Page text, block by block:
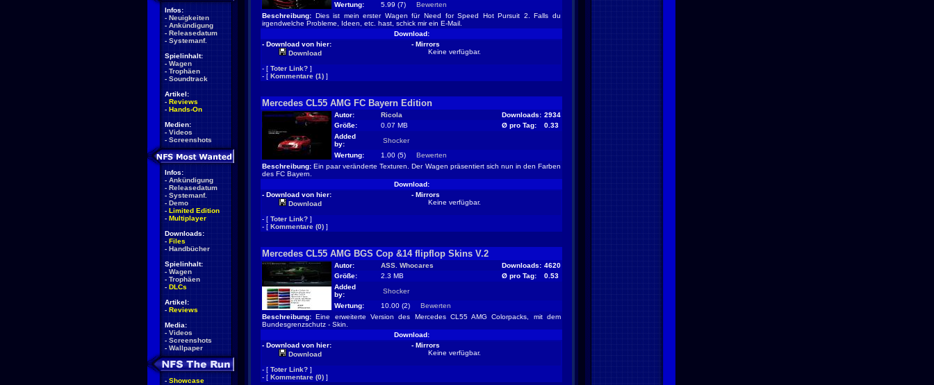
Infos:
- Neuigkeiten
- Ankündigung
- Releasedatum
- Systemanf.
Spielinhalt:
- Wagen
- Trophäen
- Soundtrack
Artikel:
- Reviews
- Hands-On
Medien:
- Videos
- Screenshots
Infos:
- Ankündigung
- Releasedatum
- Systemanf.
- Demo
- Limited Edition
- Multiplayer
Downloads:
- Files
- Handbücher
Spielinhalt:
- Wagen
- Trophäen
- DLCs
Artikel:
- Reviews
Media:
- Videos
- Screenshots
- Wallpaper
- Showcase
Wertung:
5.99 (7) Bewerten
Beschreibung: Dies ist mein erster Wagen für Need for Speed Hot Pursuit 2. Falls du
irgendwelche Probleme, Ideen, etc. hast, schick mir ein E-Mail.
Download:
- Download von hier:
Download
- Mirrors
Keine verfügbar.
- [ Toter Link? ]
- [ Kommentare (1) ]
Mercedes CL55 AMG FC Bayern Edition
Autor: Ricola Downloads: 2934
Größe:
0.07 MB Ø pro Tag:
0.33
Added
by:
Shocker
Wertung:
1.00 (5) Bewerten
Beschreibung: Ein paar veränderte Texturen. Der Wagen präsentiert sich nun in den Farben
des FC Bayern.
Download:
- Download von hier:
Download
- Mirrors
Keine verfügbar.
- [ Toter Link? ]
- [ Kommentare (0) ]
Mercedes CL55 AMG BGS Cop &14 flipflop Skins V.2
Autor: ASS. Whocares Downloads: 4620
Größe:
2.3 MB Ø pro Tag:
0.53
Added
by:
Shocker
Wertung:
10.00 (2) Bewerten
Beschreibung: Eine erweiterte Version des Mercedes CL55 AMG Colorpacks, mit dem
Bundesgrenzschutz - Skin.
Download:
- Download von hier:
Download
- Mirrors
Keine verfügbar.
- [ Toter Link? ]
- [ Kommentare (0) ]